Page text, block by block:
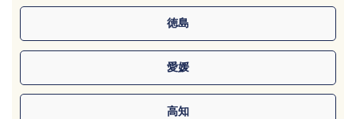
徳島
愛媛
高知